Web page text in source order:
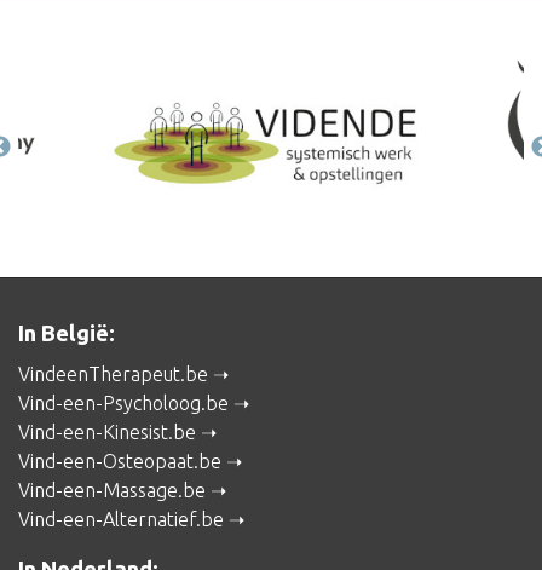
In België:
VindeenTherapeut.be
Vind-een-Psycholoog.be
Vind-een-Kinesist.be
Vind-een-Osteopaat.be
Vind-een-Massage.be
Vind-een-Alternatief.be